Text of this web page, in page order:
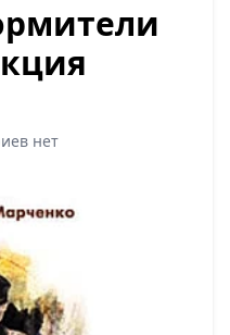
нет